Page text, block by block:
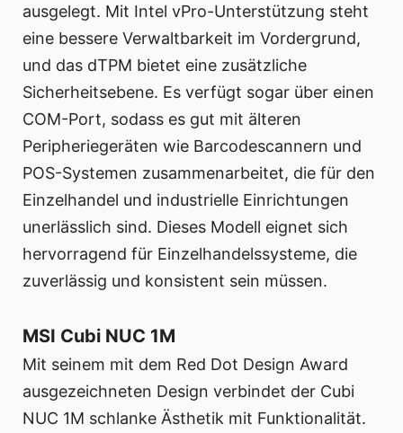
ausgelegt. Mit Intel vPro-Unterstützung steht
eine bessere Verwaltbarkeit im Vordergrund,
und das dTPM bietet eine zusätzliche
Sicherheitsebene. Es verfügt sogar über einen
COM-Port, sodass es gut mit älteren
Peripheriegeräten wie Barcodescannern und
POS-Systemen zusammenarbeitet, die für den
Einzelhandel und industrielle Einrichtungen
unerlässlich sind. Dieses Modell eignet sich
hervorragend für Einzelhandelssysteme, die
zuverlässig und konsistent sein müssen.
MSI Cubi NUC 1M
Mit seinem mit dem Red Dot Design Award
ausgezeichneten Design verbindet der Cubi
NUC 1M schlanke Ästhetik mit Funktionalität.